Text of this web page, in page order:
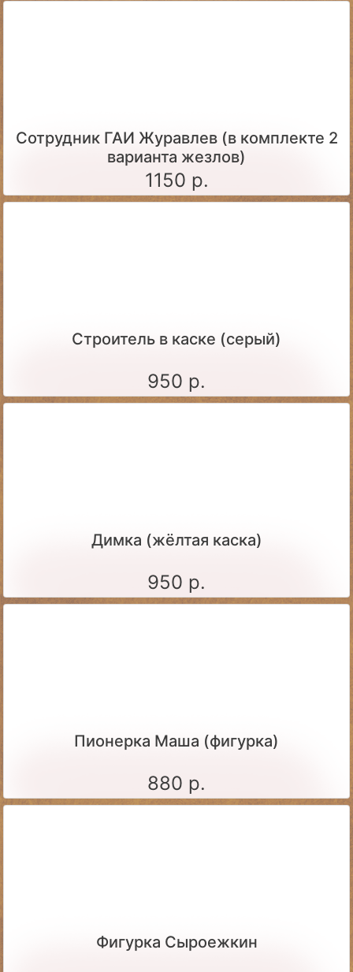
Сотрудник ГАИ Журавлев (в комплекте 2
варианта жезлов)
1150 р.
Строитель в каске (серый)
950 р.
Димка (жёлтая каска)
950 р.
Пионерка Маша (фигурка)
880 р.
Фигурка Сыроежкин